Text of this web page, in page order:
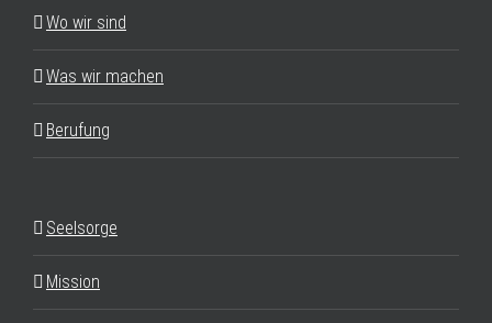
Wo wir sind
Was wir machen
Berufung
Seelsorge
Mission